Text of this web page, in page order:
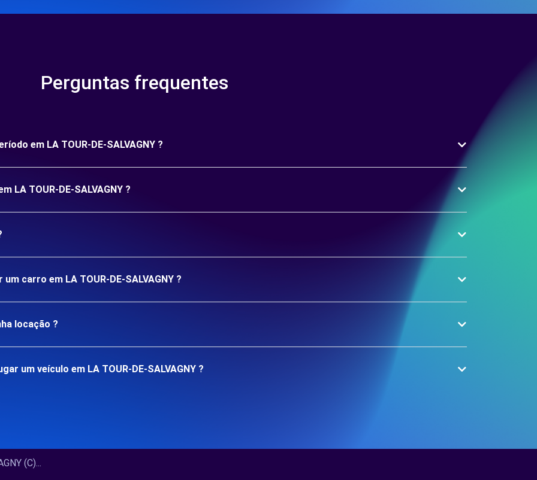
Perguntas frequentes
em LA TOUR-DE-SALVAGNY ?
LA TOUR-DE-SALVAGNY ?
carro em LA TOUR-DE-SALVAGNY ?
locação ?
um veículo em LA TOUR-DE-SALVAGNY ?
(C)...